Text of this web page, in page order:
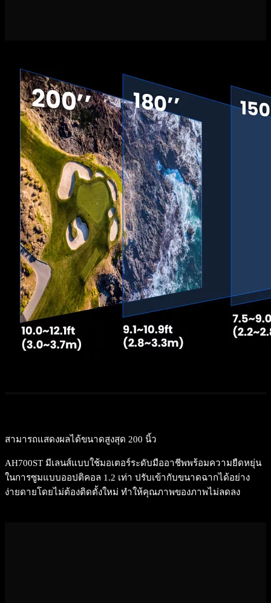
สามารถแสดงผลได้ขนาดสูงสุด 200 นิ้ว
AH700ST มีเลนส์แบบใช้มอเตอร์ระดับมืออาชีพพร้อมความยืดหยุ่น
ในการซูมแบบออปติคอล 1.2 เท่า ปรับเข้ากับขนาดฉากได้อย่าง
ง่ายดายโดยไม่ต้องติดตั้งใหม่ ทำให้คุณภาพของภาพไม่ลดลง